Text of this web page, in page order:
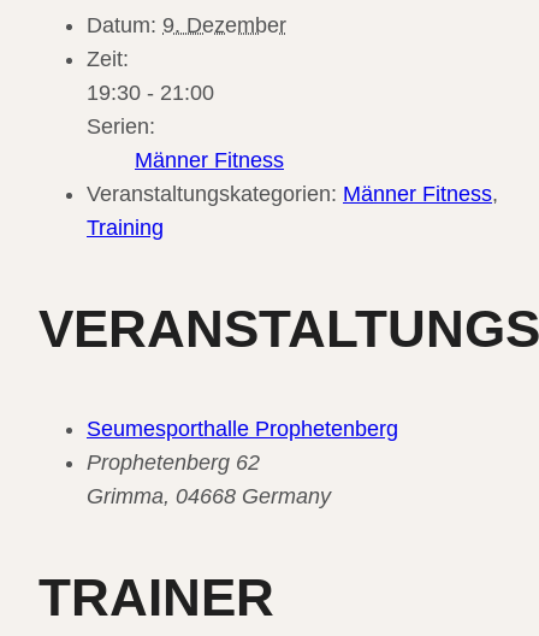
Datum: 9. Dezember
Zeit:
19:30 - 21:00
Serien:
Männer Fitness
Veranstaltungskategorien: Männer Fitness,
Training
Seumesporthalle Prophetenberg
Prophetenberg 62
Grimma, 04668 Germany
TRAINER